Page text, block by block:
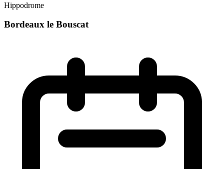
Hippodrome
Bordeaux le Bouscat